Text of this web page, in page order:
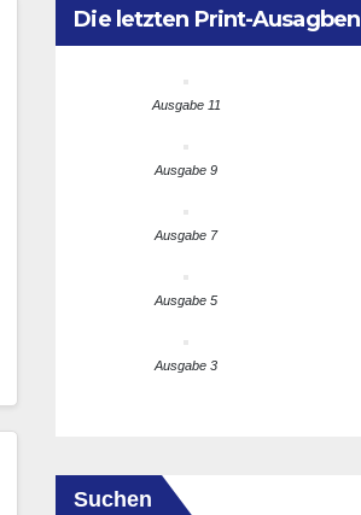
Die letzten Print-Ausagben
Ausgabe 11
Ausgabe 9
Ausgabe 7
Ausgabe 5
Ausgabe 3
Suchen